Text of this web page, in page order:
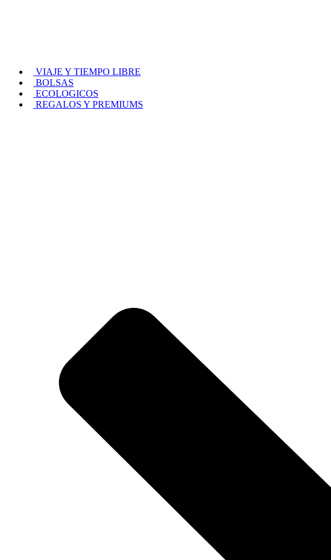
VIAJE Y TIEMPO LIBRE
BOLSAS
ECOLOGICOS
REGALOS Y PREMIUMS